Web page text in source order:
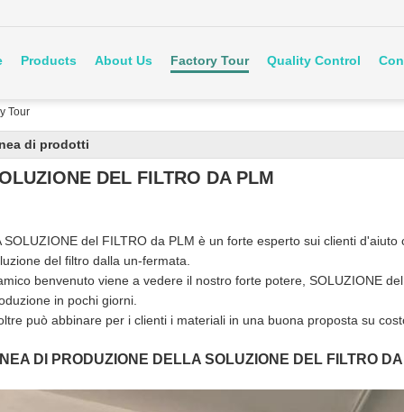
Products About Us Factory Tour Quality Control
Tour
di prodotti
DEL FILTRO DA PLM
SOLUZIONE del FILTRO da PLM è un forte esperto sui clienti
del filtro dalla un-fermata.
benvenuto viene a vedere il nostro forte potere, SOLUZIONE
in pochi giorni.
può abbinare per i clienti i materiali in una buona proposta su
DI PRODUZIONE DELLA SOLUZIONE DEL FILTRO